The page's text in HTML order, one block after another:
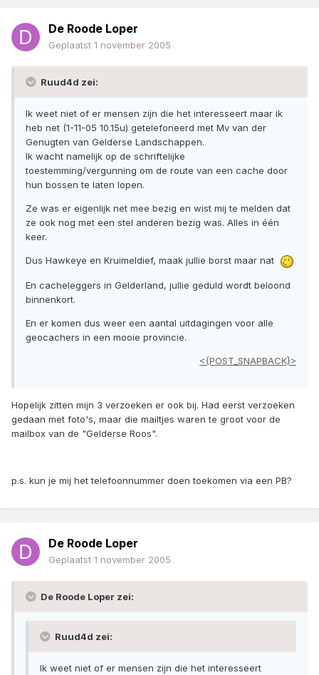
De Roode Loper
Geplaatst 1 november 2005
Ruud4d zei:
Ik weet niet of er mensen zijn die het interesseert maar ik
heb net (1-11-05 10.15u) getelefoneerd met Mv van der
Genugten van Gelderse Landschappen.
Ik wacht namelijk op de schriftelijke
toestemming/vergunning om de route van een cache door
hun bossen te laten lopen.
Ze was er eigenlijk net mee bezig en wist mij te melden dat
ze ook nog met een stel anderen bezig was. Alles in één
keer.
Dus Hawkeye en Kruimeldief, maak jullie borst maar nat
En cacheleggers in Gelderland, jullie geduld wordt beloond
binnenkort.
En er komen dus weer een aantal uitdagingen voor alle
geocachers in een mooie provincie.
<{POST_SNAPBACK}>
Hopelijk zitten mijn 3 verzoeken er ook bij. Had eerst verzoeken
gedaan met foto's, maar die mailtjes waren te groot voor de
mailbox van de "Gelderse Roos".
p.s. kun je mij het telefoonnummer doen toekomen via een PB?
De Roode Loper
Geplaatst 1 november 2005
De Roode Loper zei:
Ruud4d zei:
Ik weet niet of er mensen zijn die het interesseert